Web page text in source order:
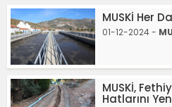
MUSKİ Her
01-12-2024 -
MUSKİ,
Hatlarını